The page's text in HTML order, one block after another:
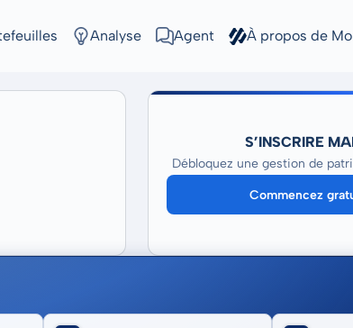
Analyse Agent À propos de
S’INSCRIRE
Débloquez une gestion de
Commencez